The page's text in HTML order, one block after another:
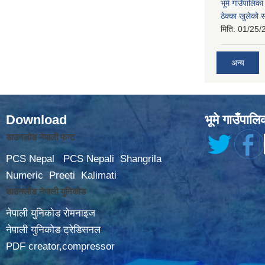
भूमे
ठेक्का खुलेको
मिति: 01/25/
अन्य
Download
डाउनलोड नेपाली फन्ट
PCS Nepal PCS Nepali
Shangrila
Numeric
Preeti Kalimati
डाउनलोड नेपाली युनिकोड
नेपाली युनिकोड रोमनाइज
नेपाली युनिकोड ट्रेडिसनल
PDF creator,compressor
भूमे